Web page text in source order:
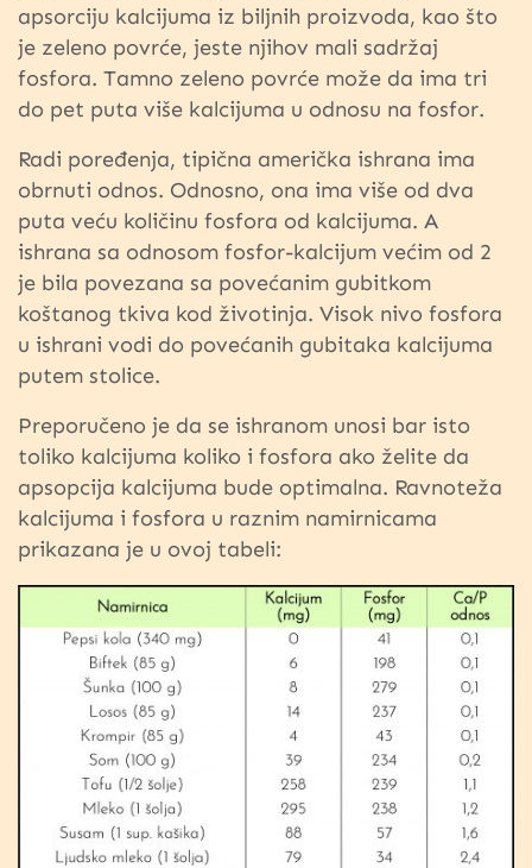
apsorciju kalcijuma iz biljnih proizvoda, kao što
je zeleno povrće, jeste njihov mali sadržaj
fosfora. Tamno zeleno povrće može da ima tri
do pet puta više kalcijuma u odnosu na fosfor.
Radi poređenja, tipična američka ishrana ima
obrnuti odnos. Odnosno, ona ima više od dva
puta veću količinu fosfora od kalcijuma. A
ishrana sa odnosom fosfor-kalcijum većim od 2
je bila povezana sa povećanim gubitkom
koštanog tkiva kod životinja. Visok nivo fosfora
u ishrani vodi do povećanih gubitaka kalcijuma
putem stolice.
Preporučeno je da se ishranom unosi bar isto
toliko kalcijuma koliko i fosfora ako želite da
apsopcija kalcijuma bude optimalna. Ravnoteža
kalcijuma i fosfora u raznim namirnicama
prikazana je u ovoj tabeli: